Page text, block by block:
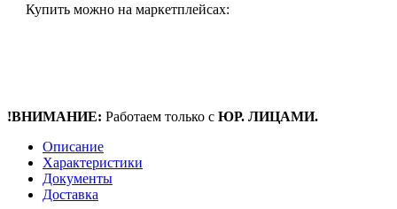
Купить можно на маркетплейсах:
!ВНИМАНИЕ: Работаем только с ЮР. ЛИЦАМИ.
Описание
Характеристики
Документы
Доставка